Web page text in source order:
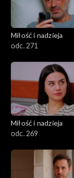
Miłość i nadzieja
odc. 271
Miłość i nadzieja
odc. 269